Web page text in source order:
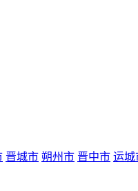
晋城市 朔州市 晋中市 运城